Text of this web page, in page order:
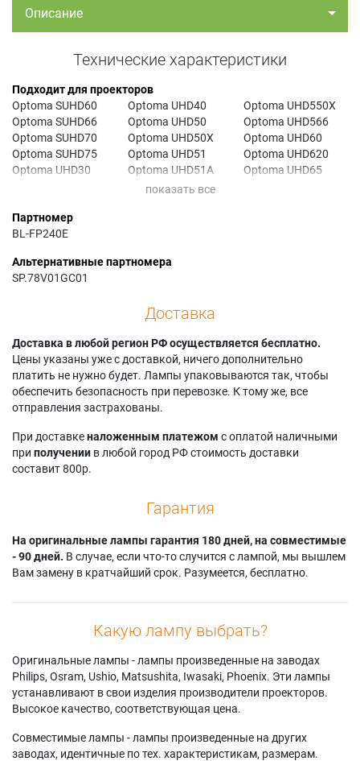
Описание
Технические характеристики
Подходит для проекторов
Optoma SUHD60
Optoma SUHD66
Optoma SUHD70
Optoma SUHD75
Optoma UHD30
Optoma UHD370X
Optoma UHD40
Optoma UHD50
Optoma UHD50X
Optoma UHD51
Optoma UHD51A
Optoma UHD51ALV
Optoma UHD550X
Optoma UHD566
Optoma UHD60
Optoma UHD620
Optoma UHD65
Партномер
BL-FP240E
Альтернативные партномера
SP.78V01GC01
Доставка
Доставка в любой регион РФ осуществляется бесплатно.
Цены указаны уже с доставкой, ничего дополнительно
платить не нужно будет. Лампы упаковываются так, чтобы
обеспечить безопасность при перевозке. К тому же, все
отправления застрахованы.
При доставкеналоженным платежом с оплатой наличными
при получении в любой город РФ стоимость доставки
составит 800р.
Гарантия
На оригинальные лампы гарантия 180 дней, на совместимые
- 90 дней. В случае, если что-то случится с лампой, мы вышлем
Вам замену в кратчайший срок. Разумеется, бесплатно.
Какую лампу выбрать?
Оригинальные лампы - лампы произведенные на заводах
Philips, Osram, Ushio, Matsushita, Iwasaki, Phoenix. Эти лампы
устанавливают в свои изделия производители проекторов.
Высокое качество, соответствующая цена.
Совместимые лампы - лампы произведенные на других
заводах, идентичные по тех. характеристикам, размерам.